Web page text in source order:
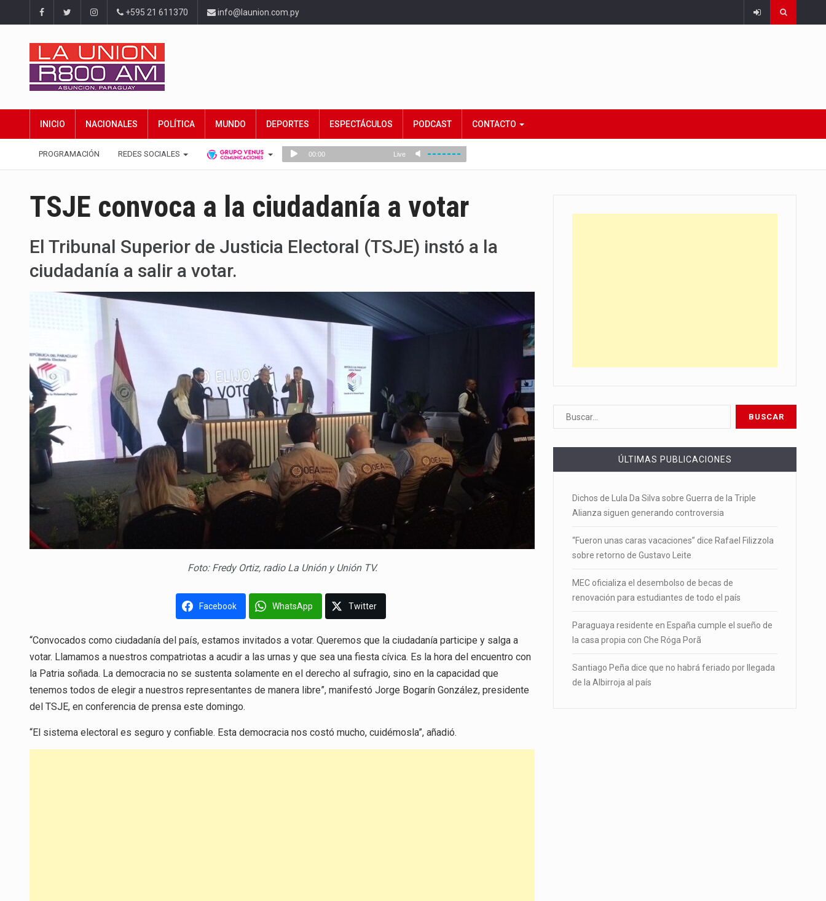
+595 21 611370 info@launion.com.py
INICIO NACIONALES POLÍTICA MUNDO DEPORTES ESPECTÁCULOS PODCAST CONTACTO
PROGRAMACIÓN REDES SOCIALES
TSJE convoca a la ciudadanía a votar
El Tribunal Superior de Justicia Electoral (TSJE) instó a la
ciudadanía a salir a votar.
Foto: Fredy Ortiz, radio La Unión y Unión TV.
Facebook WhatsApp Twitter
“Convocados como ciudadanía del país, estamos invitados a votar. Queremos que la ciudadanía participe y salga a
votar. Llamamos a nuestros compatriotas a acudir a las urnas y que sea una fiesta cívica. Es la hora del encuentro con
la Patria soñada. La democracia no se sustenta solamente en el derecho al sufragio, sino en la capacidad que
tenemos todos de elegir a nuestros representantes de manera libre”, manifestó Jorge Bogarín González, presidente
del TSJE, en conferencia de prensa este domingo.
“El sistema electoral es seguro y confiable. Esta democracia nos costó mucho, cuidémosla”, añadió.
ÚLTIMAS PUBLICACIONES
Dichos de Lula Da Silva sobre Guerra de la Triple
Alianza siguen generando controversia
“Fueron unas caras vacaciones” dice Rafael Filizzola
sobre retorno de Gustavo Leite
MEC oficializa el desembolso de becas de
renovación para estudiantes de todo el país
Paraguaya residente en España cumple el sueño de
la casa propia con Che Róga Porã
Santiago Peña dice que no habrá feriado por llegada
de la Albirroja al país